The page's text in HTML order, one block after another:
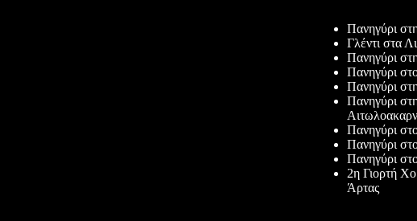
Πανηγύρι
Γλέντι στα
Πανηγύρι
Πανηγύρι
Πανηγύρι
Πανηγύρι
Πανηγύρι
Πανηγύρι
Πανηγύρι
2η Γιορτή
Άρτας